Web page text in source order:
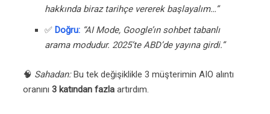
hakkında biraz tarihçe vererek başlayalım…”
✅ Doğru: “AI Mode, Google’ın sohbet tabanlı
arama modudur. 2025’te ABD’de yayına girdi.”
🧠 Sahadan:Bu tek değişiklikle 3 müşterimin AIO alıntı
oranını 3 katından fazla artırdım.